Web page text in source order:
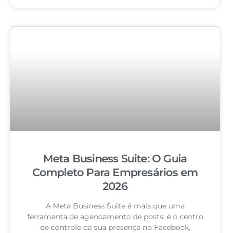
Meta Business Suite: O Guia
Completo Para Empresários em
2026
A Meta Business Suite é mais que uma
ferramenta de agendamento de posts: é o centro
de controle da sua presença no Facebook,